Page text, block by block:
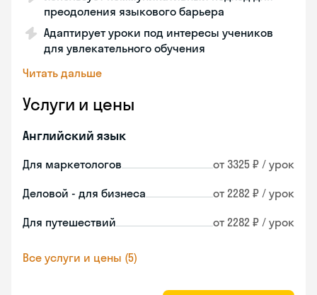
преодоления языкового барьера
Адаптирует уроки под интересы учеников
для увлекательного обучения
Читать дальше
Услуги и цены
Английский язык
Для маркетологов от 3325 ₽ / урок
Деловой - для бизнеса от 2282 ₽ / урок
Для путешествий от 2282 ₽ / урок
Все услуги и цены (5)